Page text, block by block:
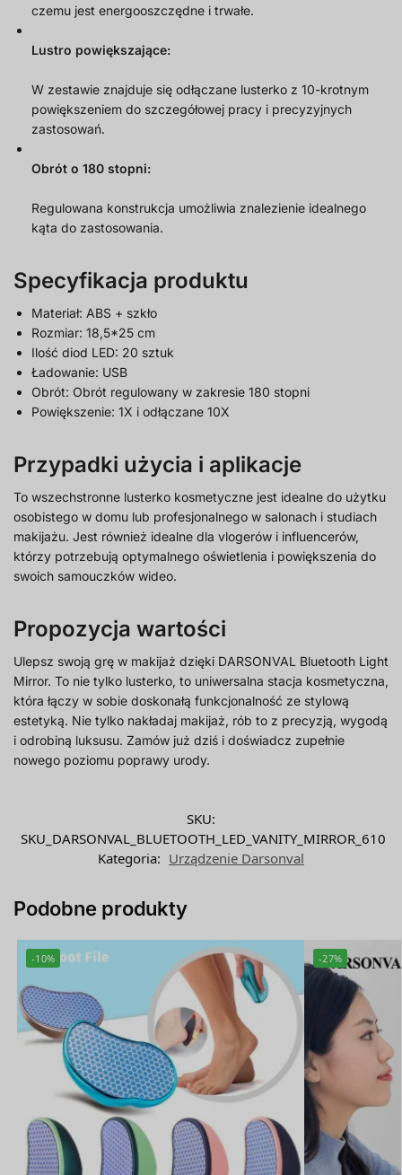
czemu jest energooszczędne i trwałe.
Lustro powiększające:
W zestawie znajduje się odłączane lusterko z 10-krotnym
powiększeniem do szczegółowej pracy i precyzyjnych
zastosowań.
Obrót o 180 stopni:
Regulowana konstrukcja umożliwia znalezienie idealnego
kąta do zastosowania.
Specyfikacja produktu
Materiał: ABS + szkło
Rozmiar: 18,5*25 cm
Ilość diod LED: 20 sztuk
Ładowanie: USB
Obrót: Obrót regulowany w zakresie 180 stopni
Powiększenie: 1X i odłączane 10X
Przypadki użycia i aplikacje
To wszechstronne lusterko kosmetyczne jest idealne do użytku
osobistego w domu lub profesjonalnego w salonach i studiach
makijażu. Jest również idealne dla vlogerów i influencerów,
którzy potrzebują optymalnego oświetlenia i powiększenia do
swoich samouczków wideo.
Propozycja wartości
Ulepsz swoją grę w makijaż dzięki DARSONVAL Bluetooth Light
Mirror. To nie tylko lusterko, to uniwersalna stacja kosmetyczna,
która łączy w sobie doskonałą funkcjonalność ze stylową
estetyką. Nie tylko nakładaj makijaż, rób to z precyzją, wygodą
i odrobiną luksusu. Zamów już dziś i doświadcz zupełnie
nowego poziomu poprawy urody.
SKU:
SKU_DARSONVAL_BLUETOOTH_LED_VANITY_MIRROR_610
Kategoria: Urządzenie Darsonval
Podobne produkty
-10% -27%